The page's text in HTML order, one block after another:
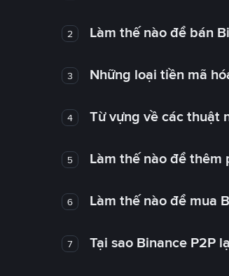
2 Làm thế nào để bán
3 Những loại tiền mã
4 Từ vựng về các thuật
5 Làm thế nào để thêm
6 Làm thế nào để mua
7 Tại sao Binance P2P